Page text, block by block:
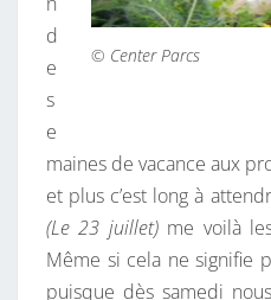
!
!
© Center Parcs
d
e
s
e
maines de vacance aux
et plus c’est long à
(Le 23 juillet)me voilà
Même si cela ne signifie
puisque dès samedi